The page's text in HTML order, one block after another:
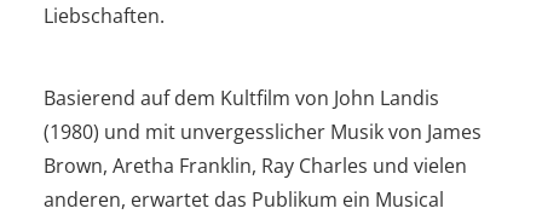
Liebschaften.
Basierend auf dem Kultfilm von John Landis
(1980) und mit unvergesslicher Musik von James
Brown, Aretha Franklin, Ray Charles und vielen
anderen, erwartet das Publikum ein Musical